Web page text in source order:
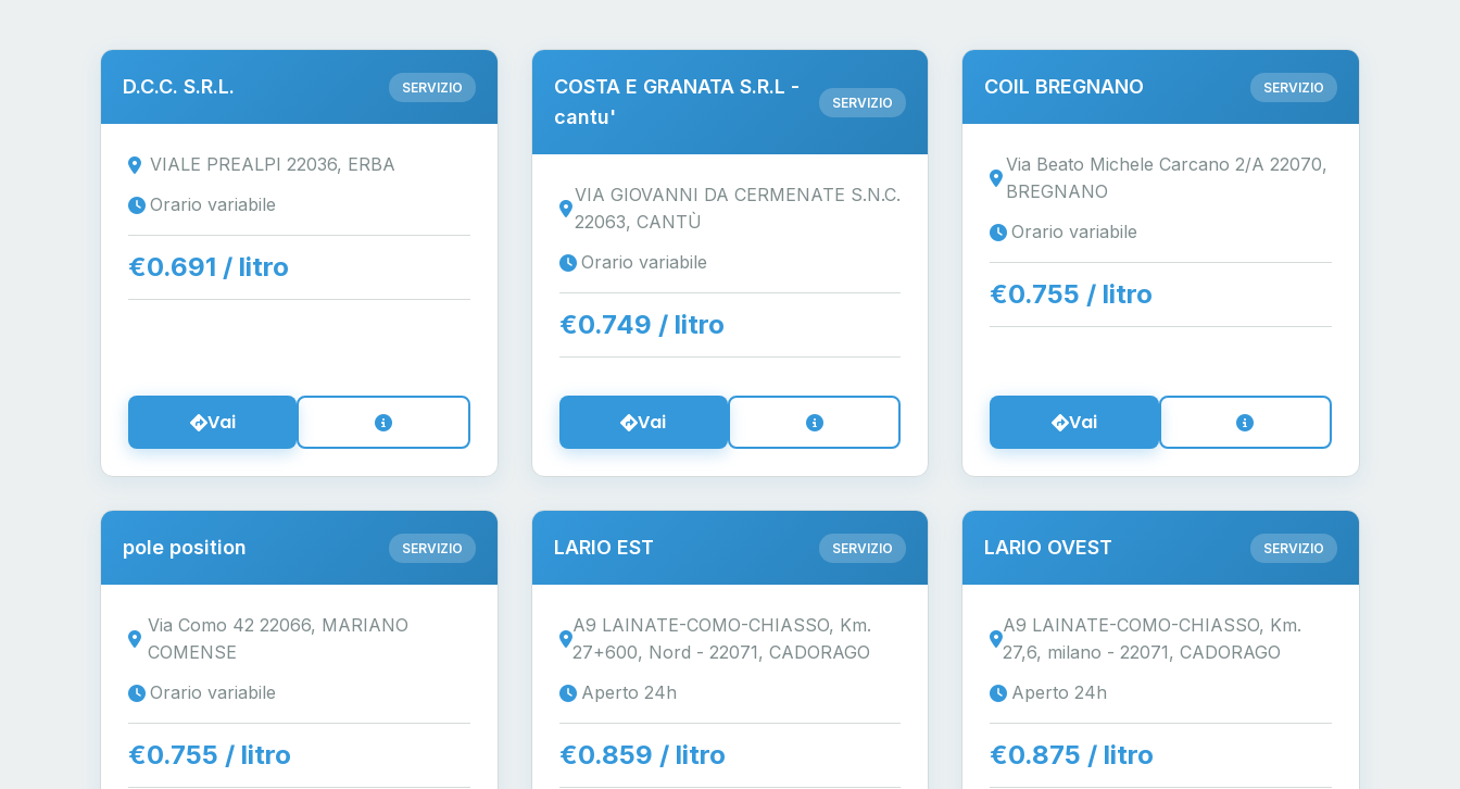
D.C.C. S.R.L. SERVIZIO
VIALE PREALPI 22036, ERBA
Orario variabile
€0.691 / litro
Vai
COSTA E GRANATA S.R.L -
cantu'
SERVIZIO
VIA GIOVANNI DA CERMENATE S.N.C.
22063, CANTÙ
Orario variabile
€0.749 / litro
Vai
COIL BREGNANO SERVIZIO
Via Beato Michele Carcano 2/A 22070,
BREGNANO
Orario variabile
€0.755 / litro
Vai
pole position SERVIZIO
Via Como 42 22066, MARIANO
COMENSE
Orario variabile
€0.755 / litro
LARIO EST SERVIZIO
A9 LAINATE-COMO-CHIASSO, Km.
27+600, Nord - 22071, CADORAGO
Aperto 24h
€0.859 / litro
LARIO OVEST SERVIZIO
A9 LAINATE-COMO-CHIASSO, Km.
27,6, milano - 22071, CADORAGO
Aperto 24h
€0.875 / litro